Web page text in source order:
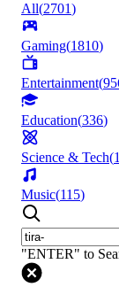
All(2701)
Gaming(1810)
Entertainment(
Education(336)
Science & Tech(
Music(115)
"ENTER" to